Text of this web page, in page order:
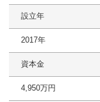
設立年
2017年
資本金
4,950万円